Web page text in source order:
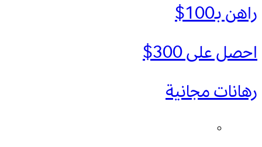
راهن بـ100$
احصل على 300$
رهانات مجانية